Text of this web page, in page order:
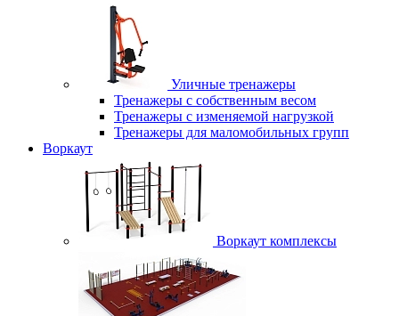
Уличные тренажеры
Тренажеры с собственным весом
Тренажеры с изменяемой нагрузкой
Тренажеры для маломобильных групп
Воркаут
Воркаут комплексы